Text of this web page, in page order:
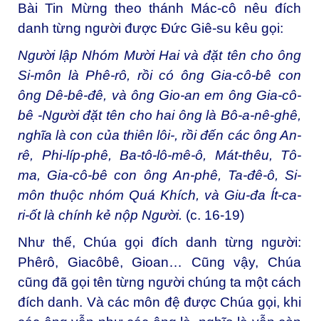
Bài Tin Mừng theo thánh Mác-cô nêu đích
danh từng người được Đức Giê-su kêu gọi:
Người lập Nhóm Mười Hai và đặt tên cho ông
Si-môn là Phê-rô, rồi có ông Gia-cô-bê con
ông Dê-bê-đê, và ông Gio-an em ông Gia-cô-
bê -Người đặt tên cho hai ông là Bô-a-nê-ghê,
nghĩa là con của thiên lôi-, rồi đến các ông An-
rê, Phi-líp-phê, Ba-tô-lô-mê-ô, Mát-thêu, Tô-
ma, Gia-cô-bê con ông An-phê, Ta-đê-ô, Si-
môn thuộc nhóm Quá Khích, và Giu-đa Ít-ca-
ri-ốt là chính kẻ nộp Người. (c. 16-19)
Như thế, Chúa gọi đích danh từng người:
Phêrô, Giacôbê, Gioan… Cũng vậy, Chúa
cũng đã gọi tên từng người chúng ta một cách
đích danh. Và các môn đệ được Chúa gọi, khi